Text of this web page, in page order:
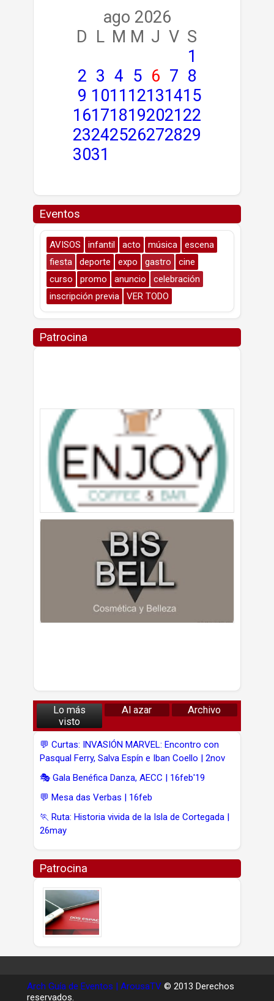
ago 2026
D L M M J V S
1
2 3 4 5 6 7 8
9 1011 12131415
16171819202122
23242526272829
3031
Eventos
AVISOS infantil acto música
escena
fiesta
deporte expo gastro
cine
curso
promo anuncio
celebración
inscripción previa
VER TODO
Patrocina
Lo más
visto
Al azar Archivo
💬 Curtas: INVASIÓN MARVEL: Encontro con
Pasqual Ferry, Salva Espín e Iban Coello | 2nov
🎭 Gala Benéfica Danza, AECC | 16feb'19
💬 Mesa das Verbas | 16feb
🏃 Ruta: Historia vivida de la Isla de Cortegada |
26may
Patrocina
Arch Guía de Eventos | ArousaTV © 2013 Derechos
reservados.